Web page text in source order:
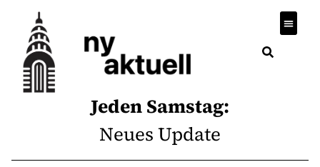
Jeden Samstag:
Neues Update